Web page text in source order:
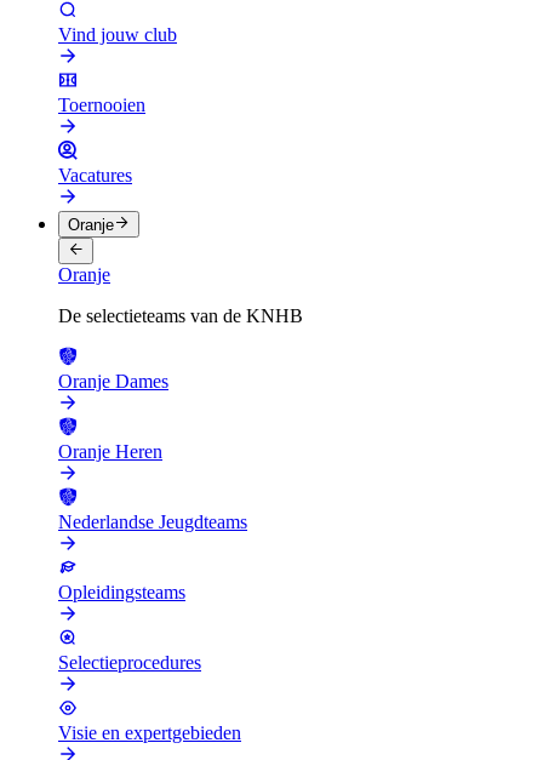
Vind jouw club
Toernooien
Vacatures
Oranje
Oranje
De selectieteams van de KNHB
Oranje Dames
Oranje Heren
Nederlandse Jeugdteams
Opleidingsteams
Selectieprocedures
Visie en expertgebieden